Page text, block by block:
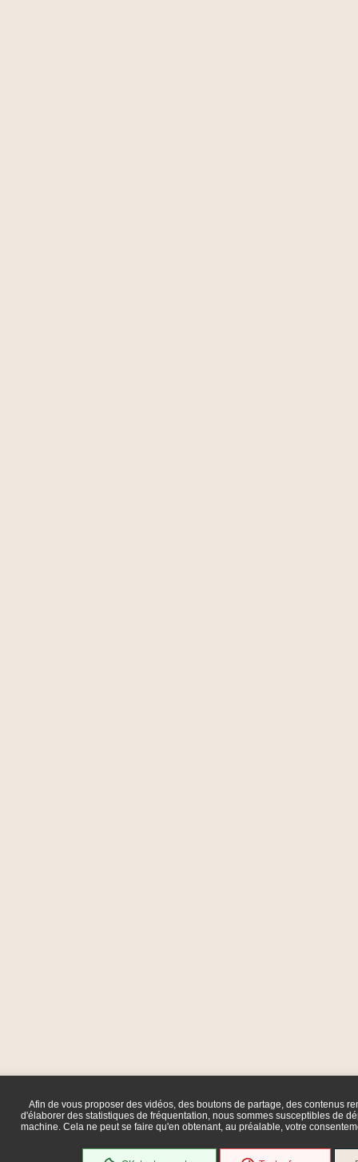
Afin de vous proposer des vidéos, des boutons de partage, des contenus
d'élaborer des statistiques de fréquentation, nous sommes susceptibles de
machine. Cela ne peut se faire qu'en obtenant, au préalable, votre